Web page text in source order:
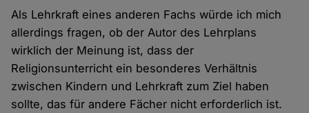
Als Lehrkraft eines anderen Fachs würde ich mich
allerdings fragen, ob der Autor des Lehrplans
wirklich der Meinung ist, dass der
Religionsunterricht ein besonderes Verhältnis
zwischen Kindern und Lehrkraft zum Ziel haben
sollte, das für andere Fächer nicht erforderlich ist.